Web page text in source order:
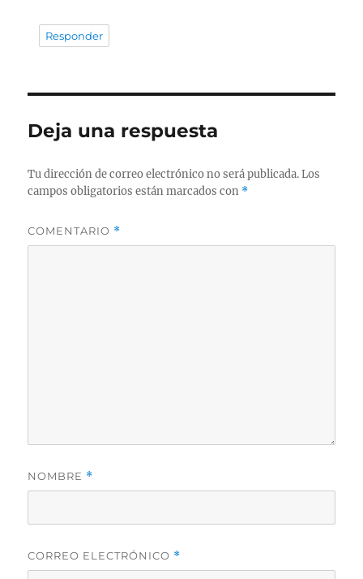
Responder
Deja una respuesta
Tu dirección de correo electrónico no será publicada. Los
campos obligatorios están marcados con *
COMENTARIO *
NOMBRE *
CORREO ELECTRÓNICO *